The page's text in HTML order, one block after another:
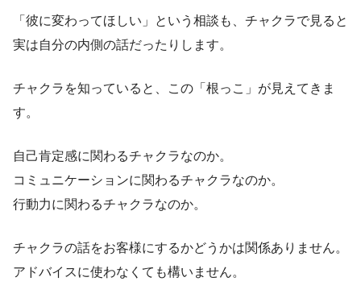
「彼に変わってほしい」という相談も、チャクラで見ると
実は自分の内側の話だったりします。
チャクラを知っていると、この「根っこ」が見えてきま
す。
自己肯定感に関わるチャクラなのか。
コミュニケーションに関わるチャクラなのか。
行動力に関わるチャクラなのか。
チャクラの話をお客様にするかどうかは関係ありません。
アドバイスに使わなくても構いません。